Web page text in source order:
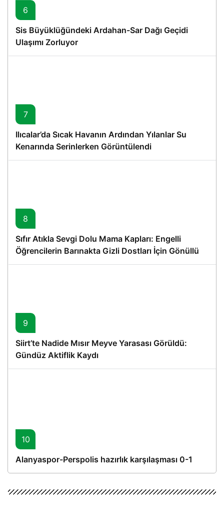
6
Sis Büyüklüğündeki Ardahan-Sar Dağı Geçidi
Ulaşımı Zorluyor
7
Ilıcalar’da Sıcak Havanın Ardından Yılanlar Su
Kenarında Serinlerken Görüntülendi
8
Sıfır Atıkla Sevgi Dolu Mama Kapları: Engelli
Öğrencilerin Barınakta Gizli Dostları İçin Gönüllü
Proje
9
Siirt’te Nadide Mısır Meyve Yarasası Görüldü:
Gündüz Aktiflik Kaydı
10
Alanyaspor-Perspolis hazırlık karşılaşması 0-1